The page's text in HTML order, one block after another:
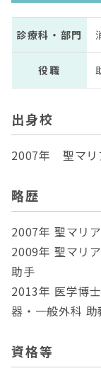
診療科・部門
役職
出身校
2007年 聖マリ
略歴
2007年 聖マリ
2009年 聖マリ
助手
2013年 医学博
器・一般外科 助
資格等